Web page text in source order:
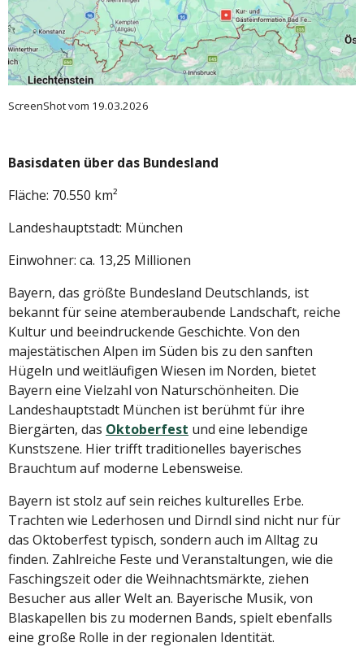
ScreenShot vom 19.03.2026
Basisdaten über das Bundesland
Fläche: 70.550 km²
Landeshauptstadt: München
Einwohner: ca. 13,25 Millionen
Bayern, das größte Bundesland Deutschlands, ist
bekannt für seine atemberaubende Landschaft, reiche
Kultur und beeindruckende Geschichte. Von den
majestätischen Alpen im Süden bis zu den sanften
Hügeln und weitläufigen Wiesen im Norden, bietet
Bayern eine Vielzahl von Naturschönheiten. Die
Landeshauptstadt München ist berühmt für ihre
Biergärten, das Oktoberfest und eine lebendige
Kunstszene. Hier trifft traditionelles bayerisches
Brauchtum auf moderne Lebensweise.
Bayern ist stolz auf sein reiches kulturelles Erbe.
Trachten wie Lederhosen und Dirndl sind nicht nur für
das Oktoberfest typisch, sondern auch im Alltag zu
finden. Zahlreiche Feste und Veranstaltungen, wie die
Faschingszeit oder die Weihnachtsmärkte, ziehen
Besucher aus aller Welt an. Bayerische Musik, von
Blaskapellen bis zu modernen Bands, spielt ebenfalls
eine große Rolle in der regionalen Identität.